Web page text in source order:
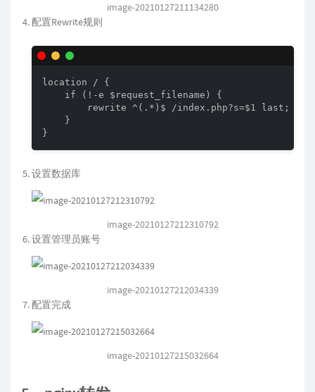
image-20210127211134280
配置Rewrite规则
location / {
    if (!-e $request_filename) {
rewrite ^(.*)$ /index.php?s=$1 last;
    }
}
设置数据库
image-20210127212310792
设置管理员账号
image-20210127212034339
配置完成
image-20210127215032664